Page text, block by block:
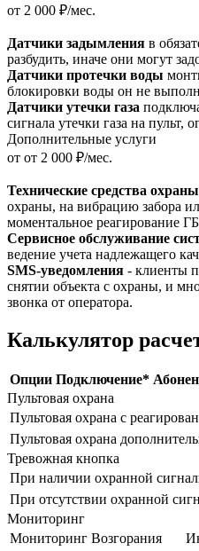
от 2 000 ₽/мес.
Датчики задымления в
разбудить, иначе они могут
Датчики протечки воды
блокировки воды он не
Датчики утечки газа
сигнала утечки газа на
Дополнительные услуги
от от 2 000 ₽/мес.
Технические средства
охраны, на вибрацию забора
моментальное реагирование
Сервисное обслуживание
ведение учета надлежащего
SMS-уведомления - клиенты
снятии объекта с охраны, и
звонка от оператора.
Калькулятор
Опции Подключение*
Пультовая охрана
Пультовая охрана с
Пультовая охрана
Тревожная кнопка
При наличии охранной
При отсутствии охранной
Мониторинг
Мониторинг Возгорания